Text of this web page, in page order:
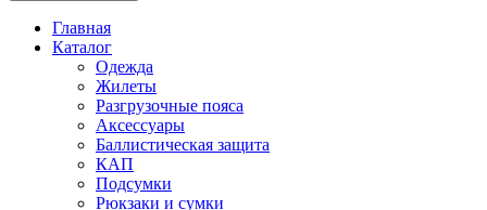
Главная
Каталог
Одежда
Жилеты
Разгрузочные пояса
Аксессуары
Баллистическая защита
КАП
Подсумки
Рюкзаки и сумки